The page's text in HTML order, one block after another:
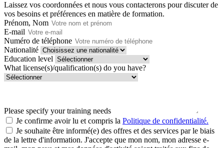
Laissez vos coordonnées et nous vous contacterons pour discuter de
vos besoins et préférences en matière de formation.
Prénom, Nom
E-mail
Numéro de téléphone
Nationalité
Education level
What license(s)/qualification(s) do you have?
Please specify your training needs
Je confirme avoir lu et compris la Politique de confidentialité.
Je souhaite être informé(e) des offres et des services par le biais
de la lettre d'information. J'accepte que mon nom, mon adresse e-